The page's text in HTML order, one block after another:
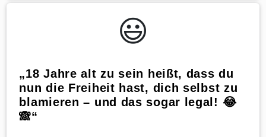
😃️
„18 Jahre alt zu sein heißt, dass du
nun die Freiheit hast, dich selbst zu
blamieren – und das sogar legal! 😂
🙈“